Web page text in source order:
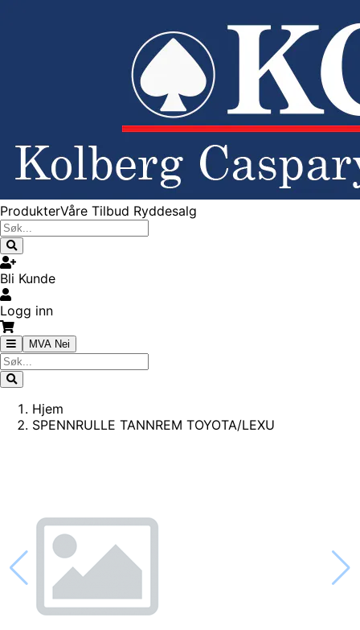
ProdukterVåre Tilbud Ryddesalg
Bli Kunde
Logg inn
MVA Nei
Hjem
SPENNRULLE TANNREM TOYOTA/LEXU